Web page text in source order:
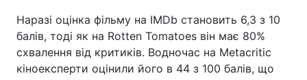
Наразі оцінка фільму на IMDb становить 6,3 з 10
балів, тоді як на Rotten Tomatoes він має 80%
схвалення від критиків. Водночас на Metacritic
кіноексперти оцінили його в 44 з 100 балів, що